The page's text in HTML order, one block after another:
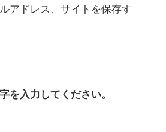
アドレス、サイトを保存す
を入力してください。